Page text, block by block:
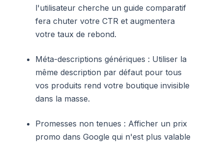
l'utilisateur cherche un guide comparatif
fera chuter votre CTR et augmentera
votre taux de rebond.
Méta-descriptions génériques : Utiliser la
même description par défaut pour tous
vos produits rend votre boutique invisible
dans la masse.
Promesses non tenues : Afficher un prix
promo dans Google qui n'est plus valable